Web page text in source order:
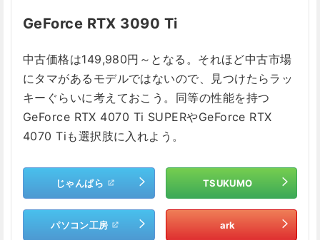
GeForce RTX 3090 Ti
中古価格は149,980円～となる。それほど中古市場
にタマがあるモデルではないので、見つけたらラッ
キーぐらいに考えておこう。同等の性能を持つ
GeForce RTX 4070 Ti SUPERやGeForce RTX
4070 Tiも選択肢に入れよう。
じゃんぱら TSUKUMO
パソコン工房 ark